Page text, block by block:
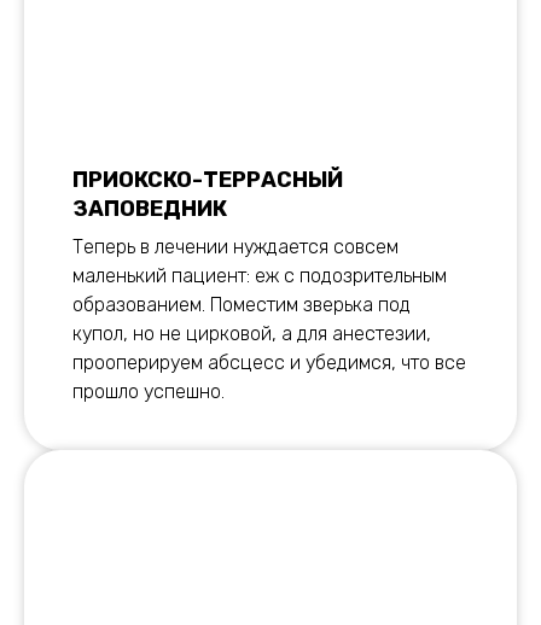
ПРИОКСКО-ТЕРРАСНЫЙ
ЗАПОВЕДНИК
Теперь в лечении нуждается совсем
маленький пациент: еж с подозрительным
образованием. Поместим зверька под
купол, но не цирковой, а для анестезии,
прооперируем абсцесс и убедимся, что все
прошло успешно.